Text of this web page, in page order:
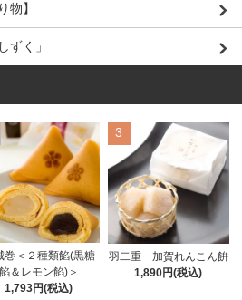
物】
く」
巻＜２種類餡(黒糖
餡＆レモン餡)＞
1,793円(税込)
3
羽二重 加賀れんこん餠
1,890円(税込)